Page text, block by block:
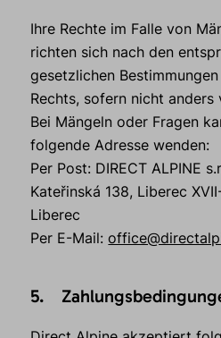
Ihre Rechte im Falle von
richten sich nach den
gesetzlichen
Rechts, sofern nicht anders
Bei Mängeln oder Fragen
folgende Adresse wenden:
Per Post: DIRECT ALPINE
Kateřinská 138, Liberec
Liberec
Per E-Mail:
5.